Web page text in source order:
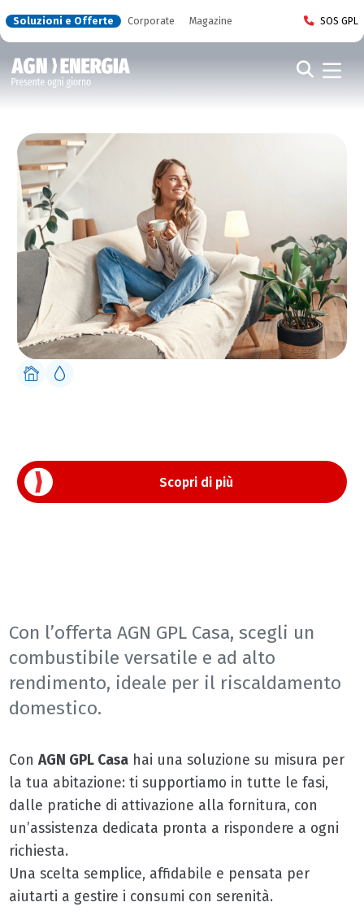
Soluzioni e Offerte Corporate Magazine SOS GPL
Scopri di più
Con l’offerta AGN GPL Casa, scegli un
combustibile versatile e ad alto
rendimento, ideale per il riscaldamento
domestico.
Con AGN GPL Casahai una soluzione su misura per
la tua abitazione: ti supportiamo in tutte le fasi,
dalle pratiche di attivazione alla fornitura, con
un’assistenza dedicata pronta a rispondere a ogni
richiesta.
Una scelta semplice, affidabile e pensata per
aiutarti a gestire i consumi con serenità.